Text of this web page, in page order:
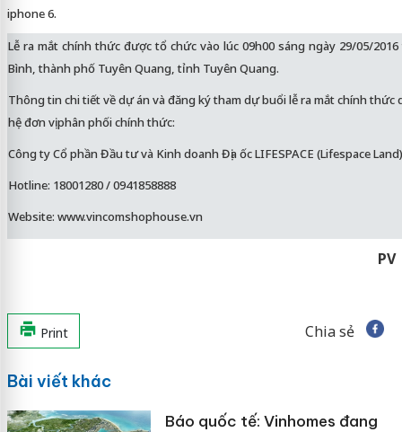
iphone 6.
Lễ ra mắt chính thức được tổ chức vào lúc 09h00 sáng ngày 29/05/
Bình, thành phố Tuyên Quang, tỉnh Tuyên Quang.
Thông tin chi tiết về dự án và đăng ký tham dự buổi lễ ra mắt chính thức
hệ đơn vị phân phối chính thức:
Công ty Cổ phần Đầu tư và Kinh doanh Địa ốc LIFESPACE (Lifespace Land)
Hotline: 18001280 / 0941858888
Website: www.vincomshophouse.vn
PV
Print Chia sẻ
Bài viết khác
Báo quốc tế: Vinhomes đang